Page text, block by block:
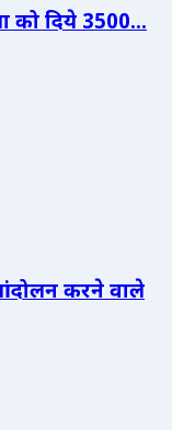
को दिये 3500...
करने वाले